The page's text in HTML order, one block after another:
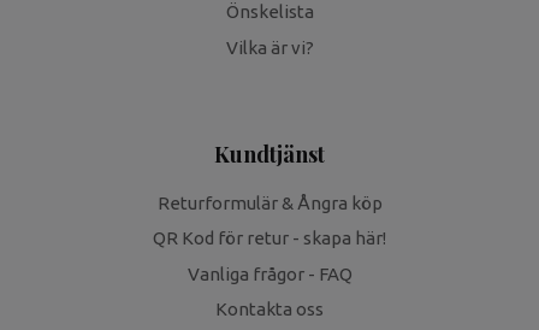
Önskelista
Vilka är vi?
Kundtjänst
Returformulär & Ångra köp
QR Kod för retur - skapa här!
Vanliga frågor - FAQ
Kontakta oss